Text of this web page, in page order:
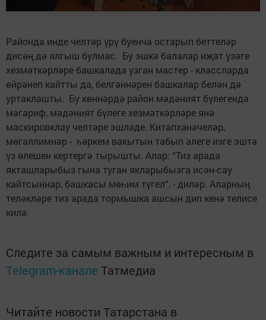
Районда инде челтәр үрү буенча остарып беттеләр
дисәң дә ялгыш булмас. Бу эшкә балалар иҗат үзәге
хезмәткәрләре башкалада узган мастер - классларда
өйрәнеп кайтты да, белгәннәрен башкалар белән дә
уртаклашты. Бу көннәрдә район мәдәният бүлегендә
мәгариф, мәдәният бүлеге хезмәткәрләре янә
маскировклау челтәре эшләде. Китапханәчеләр,
мөгаллимнәр - һәркем вакытын табып әлеге изге эштә
үз өлешен кертергә тырышты. Алар: “Тиз арада
якташларыбыз гына туган якларыбызга исән-сау
кайтсыннар, башкасы мөһим түгел”, - диләр. Аларның
теләкләре тиз арада тормышка ашсын дип кенә телисе
килә.
Следите за самым важным и интересным в
Telegram-канале Татмедиа
Читайте новости Татарстана в